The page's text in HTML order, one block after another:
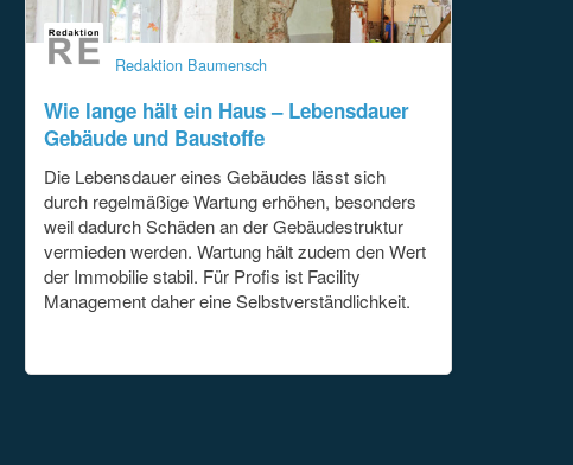
Redaktion Baumensch
Wie lange hält ein Haus – Lebensdauer
Gebäude und Baustoffe
Die Lebensdauer eines Gebäudes lässt sich
durch regelmäßige Wartung erhöhen, besonders
weil dadurch Schäden an der Gebäudestruktur
vermieden werden. Wartung hält zudem den Wert
der Immobilie stabil. Für Profis ist Facility
Management daher eine Selbstverständlichkeit.